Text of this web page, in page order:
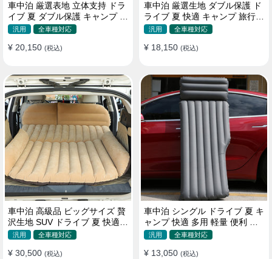
車中泊 厳選表地 立体支持 ドラ
イブ 夏 ダブル保護 キャンプ 旅
行 収納便利 取付簡単 全車種 エ
汎用 全車種対応
¥ 20,150 (税込)
車中泊 厳選生地 ダブル保護 ド
ライブ 夏 快適 キャンプ 旅行
収納便利 全車種 多色 エアーベ
汎用 全車種対応
¥ 18,150 (税込)
車中泊 高級品 ビッグサイズ 贅
沢生地 SUV ドライブ 夏 快適
キャンプ 旅行 収納便利 エアー
汎用 全車種対応
¥ 30,500 (税込)
車中泊 シングル ドライブ 夏 キ
ャンプ 快適 多用 軽量 便利 省
スペース 旅行 エアーベッド
汎用 全車種対応
¥ 13,050 (税込)